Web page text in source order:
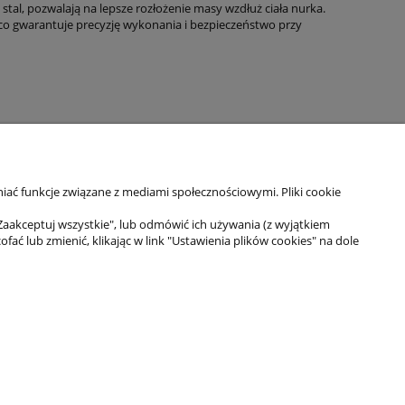
pozwalają na lepsze rozłożenie masy wzdłuż ciała nurka.
gwarantuje precyzję wykonania i bezpieczeństwo przy
funkcje związane z mediami społecznościowymi. Pliki cookie
wszystkie", lub odmówić ich używania (z wyjątkiem
lub zmienić, klikając w link "Ustawienia plików cookies" na dole